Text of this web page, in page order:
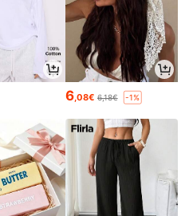
6 ,08€ 6,18€ -1%